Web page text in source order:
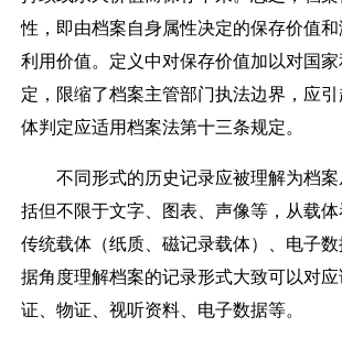
性，即由档案自身属性决定的保存价值
利用价值。定义中对保存价值加以对国
定，限缩了档案主管部门执法边界，应
体判定应适用档案法第十三条规定。
不同形式的历史记录应被理解为档
括但不限于文字、图表、声像等，从载
传统载体（纸质、磁记录载体）、电子
据角度理解档案的记录形式大致可以对
证、物证、视听资料、电子数据等。